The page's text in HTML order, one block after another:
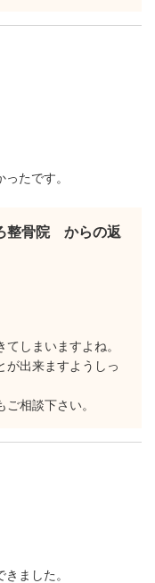
たです。
整骨院 からの返
しまいますよね。
が出来ますようしっ
相談下さい。
ました。